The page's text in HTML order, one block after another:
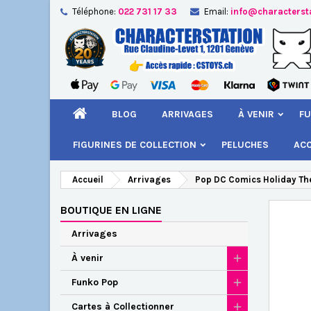
Téléphone: 022 731 17 33 Email:
BLOG ARRIVAGES À VENIR
FIGURINES DE COLLECTION PELUCHES
Accueil Arrivages Pop DC Comics Holiday
BOUTIQUE EN LIGNE
Arrivages
À venir
Funko Pop
Cartes à Collectionner